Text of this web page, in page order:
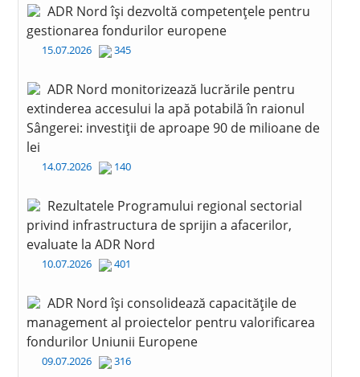
ADR Nord își dezvoltă competențele pentru
gestionarea fondurilor europene
15.07.2026 345
ADR Nord monitorizează lucrările pentru
extinderea accesului la apă potabilă în raionul
Sângerei: investiții de aproape 90 de milioane de
lei
14.07.2026 140
Rezultatele Programului regional sectorial
privind infrastructura de sprijin a afacerilor,
evaluate la ADR Nord
10.07.2026 401
ADR Nord își consolidează capacitățile de
management al proiectelor pentru valorificarea
fondurilor Uniunii Europene
09.07.2026 316